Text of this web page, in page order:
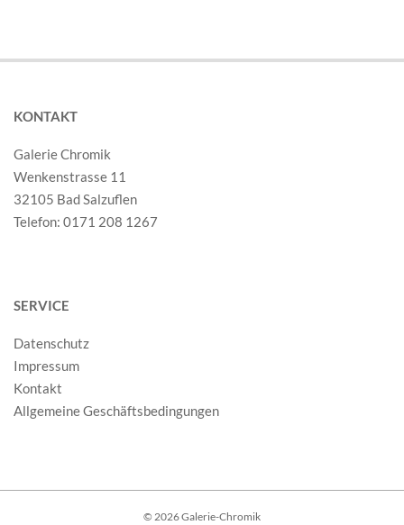
KONTAKT
Galerie Chromik
Wenkenstrasse 11
32105 Bad Salzuflen
Telefon: 0171 208 1267
SERVICE
Datenschutz
Impressum
Kontakt
Allgemeine Geschäftsbedingungen
© 2026 Galerie-Chromik